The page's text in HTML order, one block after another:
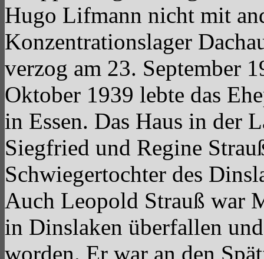
Hugo Lifmann nicht mit
Konzentrationslager
verzog am 23. September
Oktober 1939 lebte das
in Essen. Das Haus in der
Siegfried und Regine
Schwiegertochter des
Auch Leopold Strauß war
in Dinslaken überfallen
worden. Er war an den